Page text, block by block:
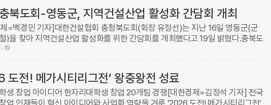
북도회-영동군, 지역건설산업 활성화 간담회 개최
=백경민 기자]대한건설협회 충청북도회(회장 유정선)는 지난 16일 영동군(군
)을 찾아 지역건설산업 활성화를 위한 간담회를 개최했다고 19일 밝혔다.충북도
△지역경제 성장을 위한 SOC 예산 확대 편성 △지역 중소업체 수주물량 확보
19
도전! 메가시티리그전’ 왕중왕전 성료
생 창업 아이디어 한자리대학생 창업 20개팀 경쟁[대한경제=김정석 기자] 전국
업 인재들이 혁신 아이디어와 사업화 역량을 겨룬 ‘2026 도전! 메가시티리그전’